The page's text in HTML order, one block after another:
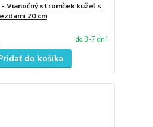
Vianočný stromček kužeľ s
70 cm
do 3-7 dní
do košíka